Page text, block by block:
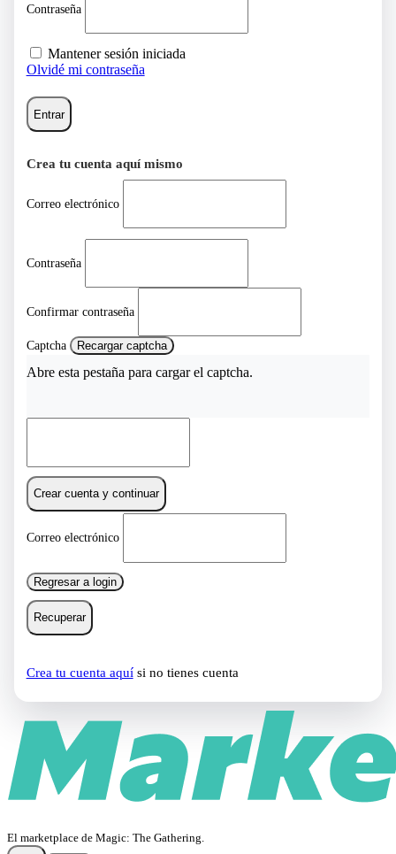
Contraseña
Mantener sesión iniciada
Olvidé mi contraseña
Entrar
Crea tu cuenta aquí mismo
Correo electrónico
Contraseña
Confirmar contraseña
Captcha Recargar captcha
Abre esta pestaña para cargar el captcha.
Crear cuenta y continuar
Correo electrónico
Regresar a login
Recuperar
Crea tu cuenta aquísi no tienes cuenta
El marketplace de Magic: The Gathering.